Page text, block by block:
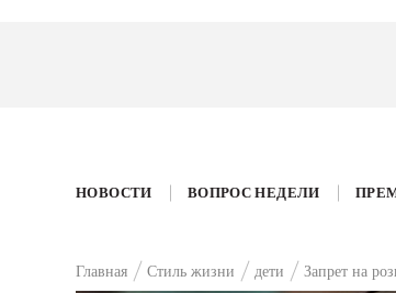
НОВОСТИ ВОПРОС НЕДЕЛИ
Главная Стиль жизни дети Запрет на